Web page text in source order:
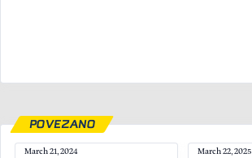
POVEZANO
March 21, 2024 March 22, 2025